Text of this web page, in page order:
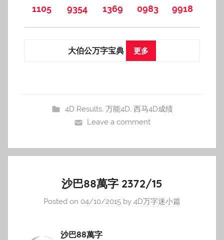
1105
9354 1369 0983 9918
大伯公万字宝典 更多
4D Results, 万能4D, 西马4D成绩
Leave a comment
沙巴88萬字 2372/15
Posted on 04/10/2015 by 4D万字迷小篇
沙巴88萬字